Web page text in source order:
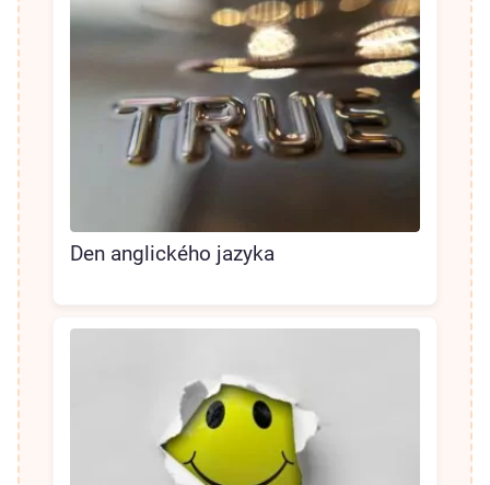
Den anglického jazyka